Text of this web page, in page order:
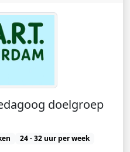
doelgroep
24 - 32 uur per week